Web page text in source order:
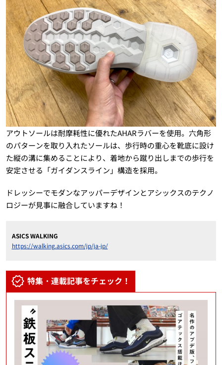
アウトソールは耐摩耗性に優れたAHARラバーを使用。六角形
のパターンを取り入れたソールは、歩行時の重心を靴底に設け
た縦の溝に集めることにより、着地から蹴り出しまでの歩行を
安定させる「ガイダンスライン」構造を採用。
ドレッシーでモダンなアッパーデザインとアシックスのテクノ
ロジーが見事に融合していますね！
ASICS WALKING
https://walking.asics.com/jp/ja-jp/
特集・連載記事をチェック！